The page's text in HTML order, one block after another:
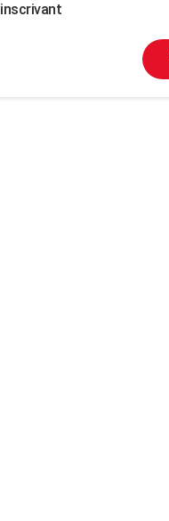
inscrivant